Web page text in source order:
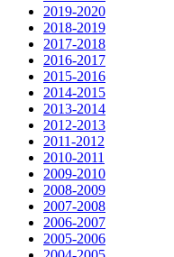
2019-2020
2018-2019
2017-2018
2016-2017
2015-2016
2014-2015
2013-2014
2012-2013
2011-2012
2010-2011
2009-2010
2008-2009
2007-2008
2006-2007
2005-2006